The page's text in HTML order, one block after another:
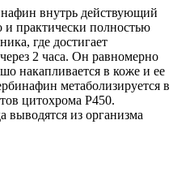
внутрь действующий
и практически полностью
где достигает
2 часа. Он равномерно
накапливается в коже и ее
метаболизируется в
цитохрома Р450.
выводятся из организма